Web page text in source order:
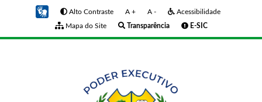
Alto Contraste A + A -
Acessibilidade
Mapa do Site
Transparência E-SIC